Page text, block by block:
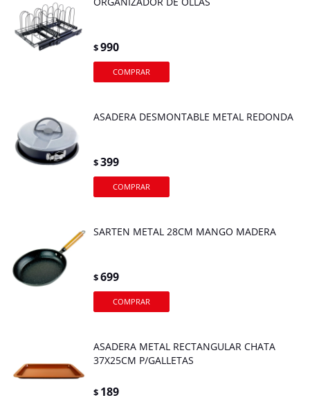
$990
ASADERA DESMONTABLE METAL REDONDA
$399
SARTEN METAL 28CM MANGO MADERA
$699
ASADERA METAL RECTANGULAR CHATA
37X25CM P/GALLETAS
$ 189